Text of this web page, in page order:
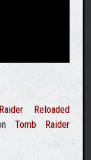
Reloaded
Tomb Raider